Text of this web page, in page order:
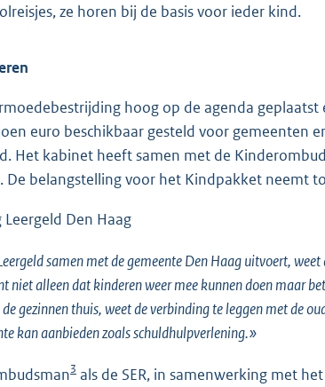
ze horen bij de basis voor ieder kind.
hoog op de agenda geplaatst
euro beschikbaar gesteld voor gemeenten
Het kabinet heeft samen met de
belangstelling voor het Kindpakket neemt
Den Haag
samen met de gemeente Den Haag uitvoert,
niet alleen dat kinderen weer mee kunnen doen maar
gezinnen thuis, weet de verbinding te leggen met de
kan aanbieden zoals schuldhulpverlening.»
3 als de SER, in samenwerking met het